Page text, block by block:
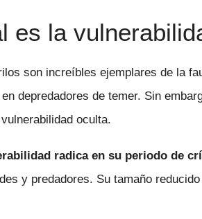
es la
son increíbles ejemplares de la
depredadores de temer. Sin
oculta.
radica en su periodo de
y predadores. Su tamaño